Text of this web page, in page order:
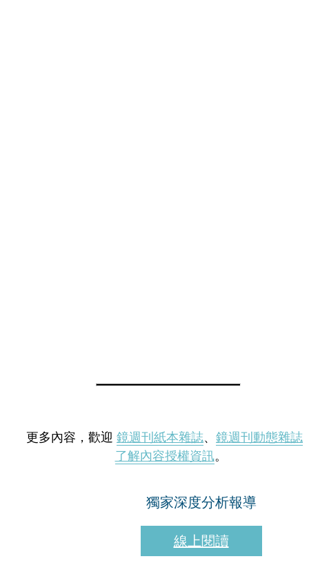
更多內容，歡迎 鏡週刊紙本雜誌、 鏡週刊動態雜誌
了解內容授權資訊。
獨家深度分析報導
線上閱讀